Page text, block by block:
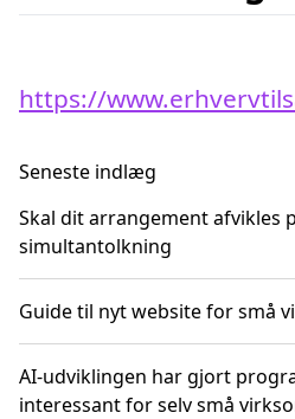
https://
Seneste indlæg
Skal dit arrangement afvikles
simultantolkning
Guide til nyt website for små
AI-udviklingen har gjort
interessant for selv små